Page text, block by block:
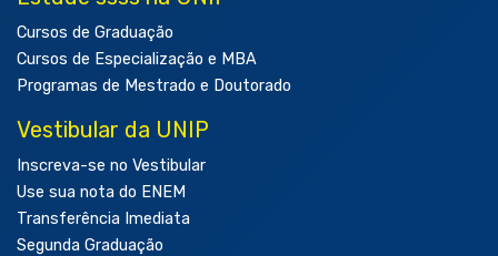
Cursos de Graduação
Cursos de Especialização e MBA
Programas de Mestrado e Doutorado
Vestibular da UNIP
Inscreva-se no Vestibular
Use sua nota do ENEM
Transferência Imediata
Segunda Graduação